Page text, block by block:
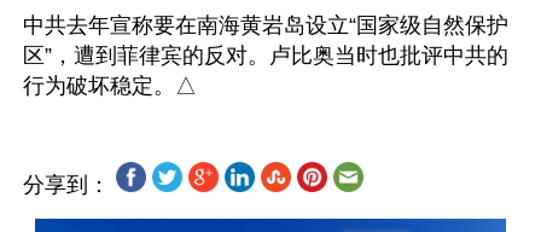
中共去年宣称要在南海黄岩岛设立“国家级自然保护
区”，遭到菲律宾的反对。卢比奥当时也批评中共的
分享到：